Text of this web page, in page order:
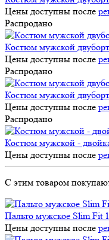
Цены доступны после
Распродано
Костюм мужской
Цены доступны после
Распродано
Костюм мужской
Цены доступны после
Распродано
Костюм мужской -
Цены доступны после
С этим товаром
Пальто мужское Slim Fit
Цены доступны после